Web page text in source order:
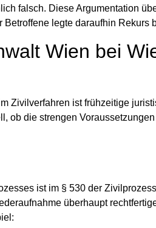
falsch. Diese Argumentation
Betroffene legte daraufhin Rekurs
Wien bei
Zivilverfahren ist frühzeitige
ob die strengen
ist im § 530 der
überhaupt